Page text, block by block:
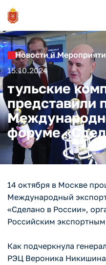
Новости и
15.10.2024
тульские
представили
форуме
14 октября в Москве
Международный
«Сделано в России»,
Российским
Как подчеркнула
РЭЦ Вероника